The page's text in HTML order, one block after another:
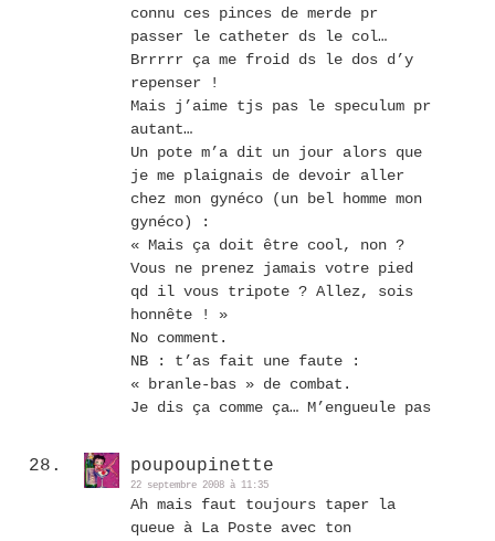
connu ces pinces de merde pr
passer le catheter ds le col…
Brrrrr ça me froid ds le dos d’y
repenser !
Mais j’aime tjs pas le speculum pr
autant…
Un pote m’a dit un jour alors que
je me plaignais de devoir aller
chez mon gynéco (un bel homme mon
gynéco) :
« Mais ça doit être cool, non ?
Vous ne prenez jamais votre pied
qd il vous tripote ? Allez, sois
honnête ! »
No comment.
NB : t’as fait une faute :
« branle-bas » de combat.
Je dis ça comme ça… M’engueule pas
poupoupinette
22 septembre 2008 à 11:35
Ah mais faut toujours taper la
queue à La Poste avec ton